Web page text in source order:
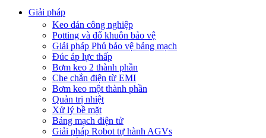
Giải pháp
Keo dán công nghiệp
Potting và đổ khuôn bảo vệ
Giải pháp Phủ bảo vệ bảng mạch
Đúc áp lực thấp
Bơm keo 2 thành phần
Che chắn điện từ EMI
Bơm keo một thành phần
Quản trị nhiệt
Xử lý bề mặt
Bảng mạch điện tử
Giải pháp Robot tự hành AGVs